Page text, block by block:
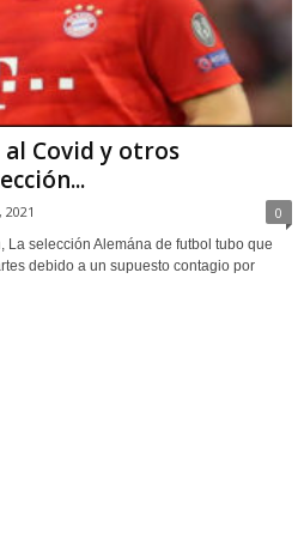
Covid y otros
0
La selección Alemána de futbol tubo que
debido a un supuesto contagio por